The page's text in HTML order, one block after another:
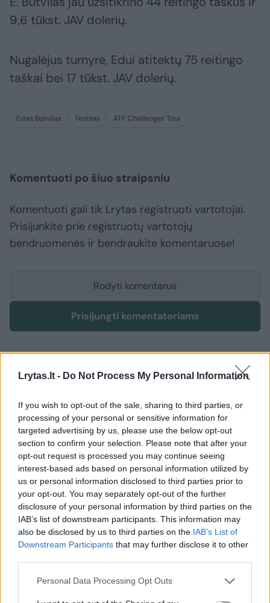
Lrytas.lt - Do Not Process My Personal Information
If you wish to opt-out of the sale, sharing to third parties, or
processing of your personal or sensitive information for
targeted advertising by us, please use the below opt-out
section to confirm your selection. Please note that after your
opt-out request is processed you may continue seeing
interest-based ads based on personal information utilized by
us or personal information disclosed to third parties prior to
your opt-out. You may separately opt-out of the further
disclosure of your personal information by third parties on the
IAB’s list of downstream participants. This information may
also be disclosed by us to third parties on the IAB’s List of
Downstream Participants that may further disclose it to other
Personal Data Processing Opt Outs
9,6 tūkst. JAV dolerių.
Nugalėjus turnyre, Edui atitektų 75 reitingo
taškai bei 17 tūkst. JAV dolerių.
Edas Butvilas Tenisas ATP Challenger Tour
Komentuoti po šiuo straipsniu
Komentuoti gali tik Lrytas registruoti vartotojai.
Prisijunkite prie registruotų vartotojų
bendruomenės ir bendraukite komentaruose!
Rodyti komentarus
Prisijungti komentatoriams
Sportas Futbolas
„Kauno Žalgiris“ sugrįžo į Toplygos
viršūnę
2026 m. rugpjūčio 8 d. 19:13